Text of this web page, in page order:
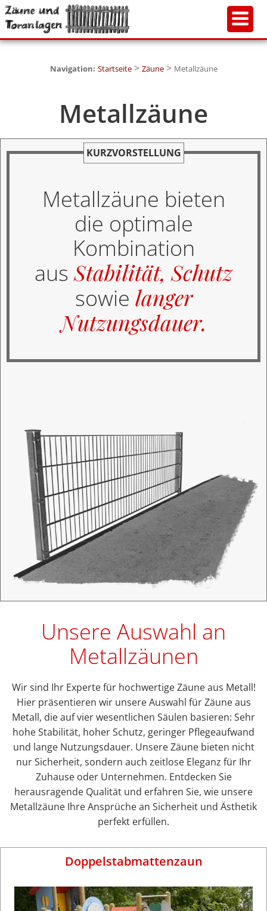
Navigation: Startseite> Zäune> Metallzäune
Metallzäune
KURZVORSTELLUNG
Metallzäune bieten
die optimale
Kombination
ausStabilität, Schutz
sowie langer
Nutzungsdauer.
Unsere Auswahl an
Metallzäunen
Wir sind Ihr Experte für hochwertige Zäune aus Metall!
Hier präsentieren wir unsere Auswahl für Zäune aus
Metall, die auf vier wesentlichen Säulen basieren: Sehr
hohe Stabilität, hoher Schutz, geringer Pflegeaufwand
und lange Nutzungsdauer. Unsere Zäune bieten nicht
nur Sicherheit, sondern auch zeitlose Eleganz für Ihr
Zuhause oder Unternehmen. Entdecken Sie
herausragende Qualität und erfahren Sie, wie unsere
Metallzäune Ihre Ansprüche an Sicherheit und Ästhetik
perfekt erfüllen.
Doppelstabmattenzaun